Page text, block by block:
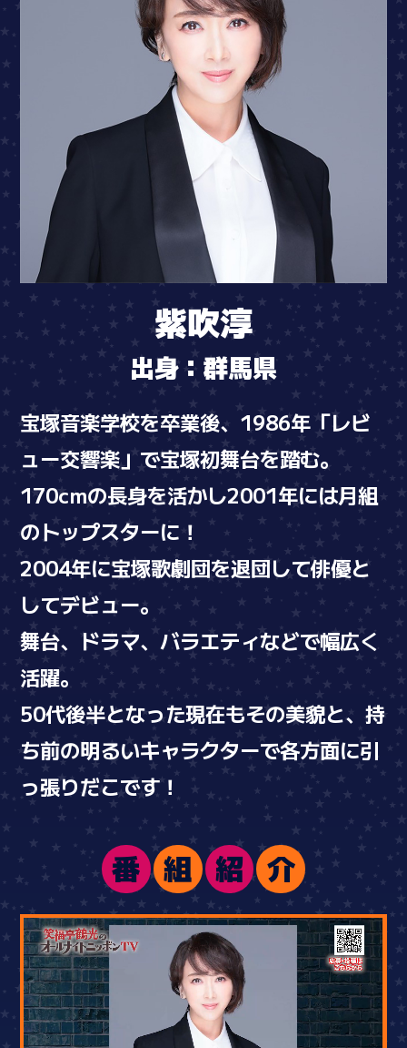
紫吹淳
出身：群馬県
宝塚音楽学校を卒業後、1986年「レビ
ュー交響楽」で宝塚初舞台を踏む。
170cmの長身を活かし2001年には月組
のトップスターに！
2004年に宝塚歌劇団を退団して俳優と
してデビュー。
舞台、ドラマ、バラエティなどで幅広く
活躍。
50代後半となった現在もその美貌と、持
ち前の明るいキャラクターで各方面に引
っ張りだこです！
番 組 紹 介